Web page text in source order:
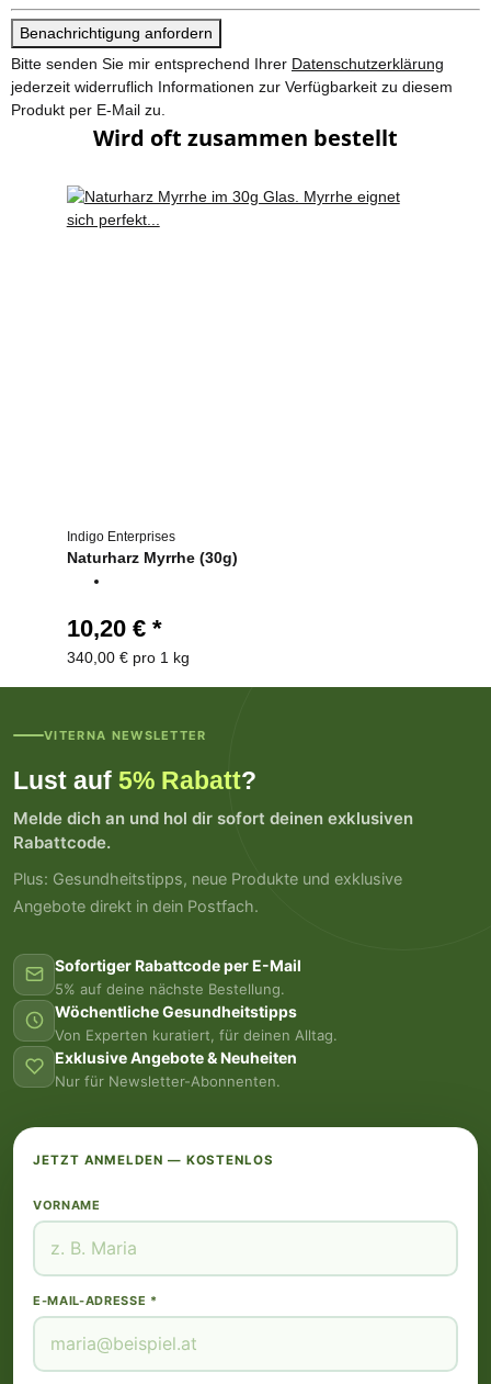
Benachrichtigung anfordern
Bitte senden Sie mir entsprechend Ihrer Datenschutzerklärung
jederzeit widerruflich Informationen zur Verfügbarkeit zu diesem
Produkt per E-Mail zu.
Wird oft zusammen bestellt
Indigo Enterprises
Naturharz Myrrhe (30g)
10,20 € *
340,00 € pro 1 kg
VITERNA NEWSLETTER
Lust auf 5% Rabatt?
Melde dich an und hol dir sofort deinen exklusiven
Rabattcode.
Plus: Gesundheitstipps, neue Produkte und exklusive
Angebote direkt in dein Postfach.
Sofortiger Rabattcode per E-Mail
5% auf deine nächste Bestellung.
Wöchentliche Gesundheitstipps
Von Experten kuratiert, für deinen Alltag.
Exklusive Angebote & Neuheiten
Nur für Newsletter-Abonnenten.
JETZT ANMELDEN — KOSTENLOS
VORNAME
E-MAIL-ADRESSE *